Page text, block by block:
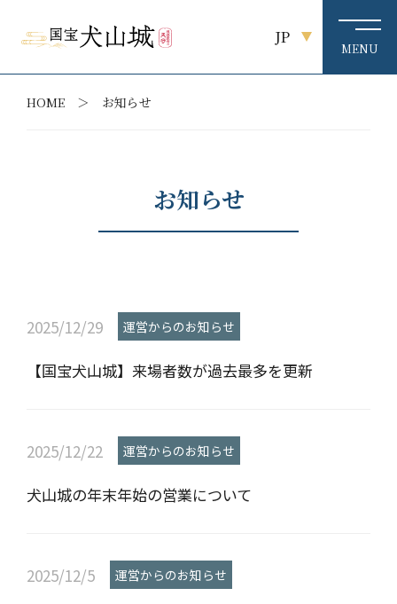
JP
HOME お知らせ
お知らせ
2025/12/29 運営からのお知らせ
【国宝犬山城】来場者数が過去最多を更新
2025/12/22 運営からのお知らせ
犬山城の年末年始の営業について
2025/12/5 運営からのお知らせ